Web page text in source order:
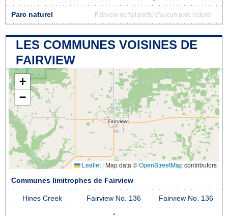
Parc naturel Fairview ne fait partie d'aucun parc naturel
LES COMMUNES VOISINES DE
FAIRVIEW
+
−
Leaflet | Map data ©OpenStreetMapcontributors
Communes limitrophes de Fairview
Hines Creek Fairview No. 136 Fairview No. 136